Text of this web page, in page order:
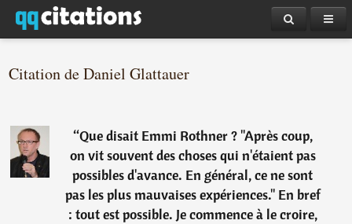
Citation de Daniel Glattauer
“Que disait Emmi Rothner ? "Après coup,
on vit souvent des choses qui n'étaient pas
possibles d'avance. En général, ce ne sont
pas les plus mauvaises expériences." En bref
: tout est possible. Je commence à le croire,